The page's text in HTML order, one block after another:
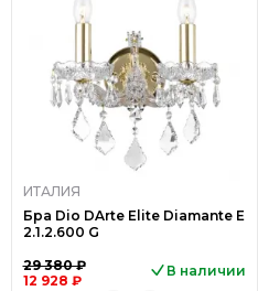
ИТАЛИЯ
Бра Dio DArte Elite Diamante E
2.1.2.600 G
29 380 ₽
12 928 ₽
В наличии